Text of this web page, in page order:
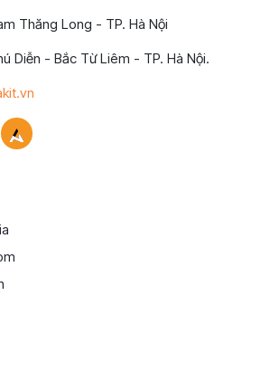
Thăng Long - TP. Hà Nội
Diễn - Bắc Từ Liêm - TP. Hà Nội.